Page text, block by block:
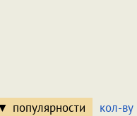
популярности кол-